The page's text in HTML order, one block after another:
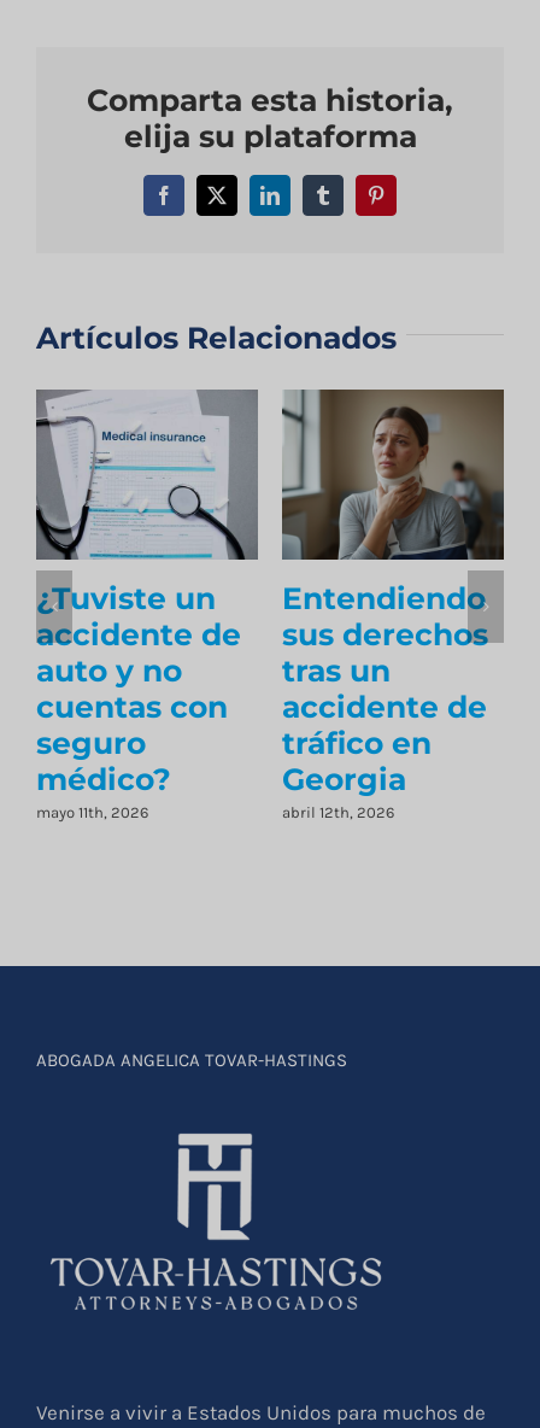
Comparta esta historia,
elija su plataforma
Facebook
X LinkedInTumblrPinterest
Artículos Relacionados
¿Tuviste un
accidente de
auto y no
cuentas con
seguro
médico?
mayo 11th, 2026
Entendiendo
sus derechos
tras un
accidente de
tráfico en
Georgia
abril 12th, 2026
ABOGADA ANGELICA TOVAR-HASTINGS
Venirse a vivir a Estados Unidos para muchos de